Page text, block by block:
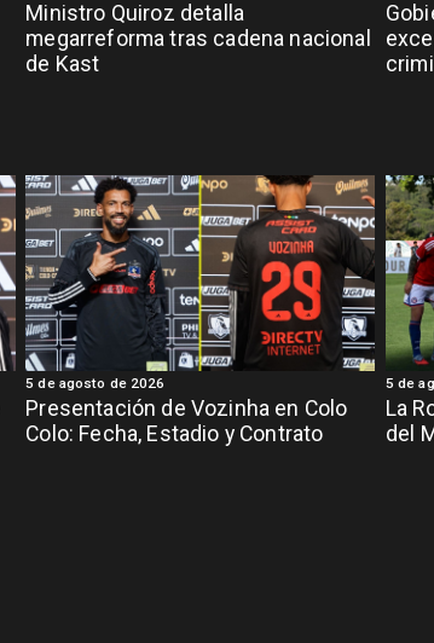
Ministro Quiroz detalla
megarreforma tras cadena nacional
de Kast
Presentación de Vozinha en Colo
Colo: Fecha, Estadio y Contrato
5 de agosto de 2026
La
del
5 de